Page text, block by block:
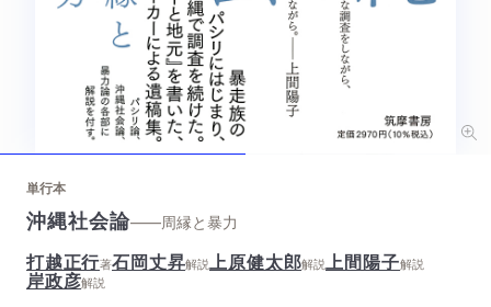
単行本
沖縄社会論——周縁と暴力
打越正行著石岡丈昇解説 上原健太郎解説 上間陽子解説
岸政彦解説